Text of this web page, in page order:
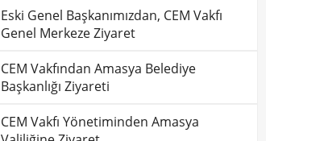
Eski Genel Başkanımızdan, CEM Vakfı
Genel Merkeze Ziyaret
CEM Vakfından Amasya Belediye
Başkanlığı Ziyareti
CEM Vakfı Yönetiminden Amasya